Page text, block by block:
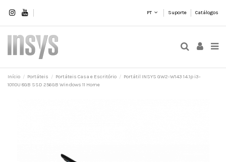
PT Suporte Catálogos
Início Portáteis Portáteis Casa e Escritório
Portátil INSYS GW2-W143 14.1p i3-
10110U 8GB SSD 256GB Windows 11 Home